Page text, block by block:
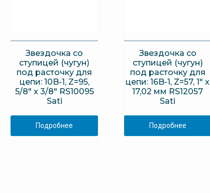
Звездочка со
ступицей (чугун)
под расточку для
цепи: 10B-1, Z=95,
5/8″ x 3/8″ RS10095
Sati
Подробнее
Звездочка со
ступицей (чугун)
под расточку для
цепи: 16B-1, Z=57, 1″ x
17,02 мм RS12057
Sati
Подробнее